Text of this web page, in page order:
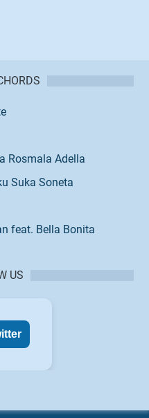
Rosmala Adella
Suka Soneta
feat. Bella Bonita
US